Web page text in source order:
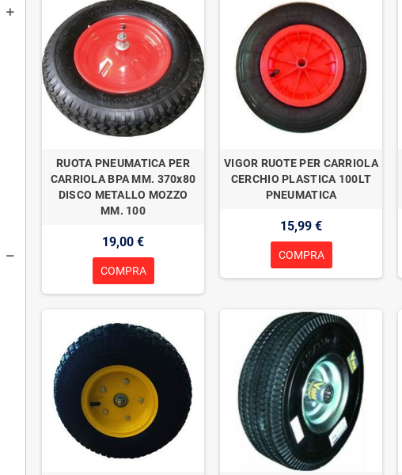
RUOTA PNEUMATICA PER
CARRIOLA BPA MM. 370x80
DISCO METALLO MOZZO
MM. 100
19,00 €
COMPRA
VIGOR RUOTE PER CARRIOLA
CERCHIO PLASTICA 100LT
PNEUMATICA
15,99 €
COMPRA